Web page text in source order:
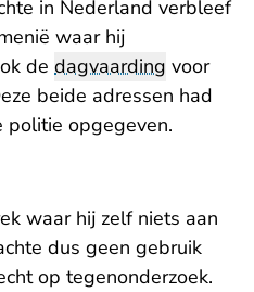
in Nederland verbleef
waar hij
de dagvaarding voor
beide adressen had
politie opgegeven.
waar hij zelf niets aan
dus geen gebruik
op tegenonderzoek.